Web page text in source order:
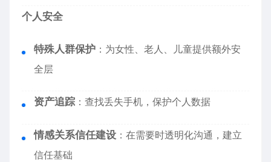
个人安全
特殊人群保护 ：为女性、老人、儿童提供额外安
全层
资产追踪 ：查找丢失手机，保护个人数据
情感关系信任建设 ：在需要时透明化沟通，建立
信任基础